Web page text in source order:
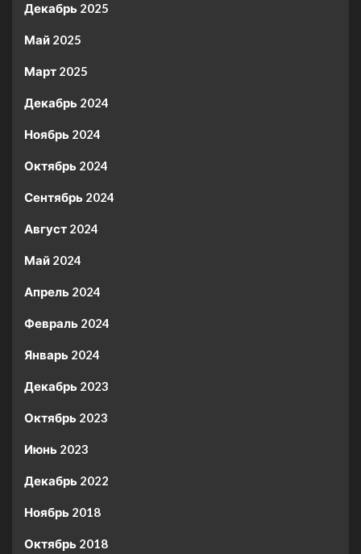
Декабрь 2025
Май 2025
Март 2025
Декабрь 2024
Ноябрь 2024
Октябрь 2024
Сентябрь 2024
Август 2024
Май 2024
Апрель 2024
Февраль 2024
Январь 2024
Декабрь 2023
Октябрь 2023
Июнь 2023
Декабрь 2022
Ноябрь 2018
Октябрь 2018